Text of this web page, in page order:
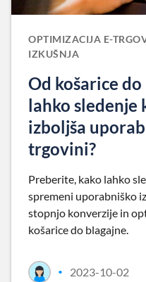
OPTIMIZACIJA E-
IZKUŠNJA
Od košarice
lahko sledenje
izboljša
trgovini?
Preberite, kako lahko
spremeni uporabniško
stopnjo konverzije in
košarice do blagajne.
• 2023-10-02